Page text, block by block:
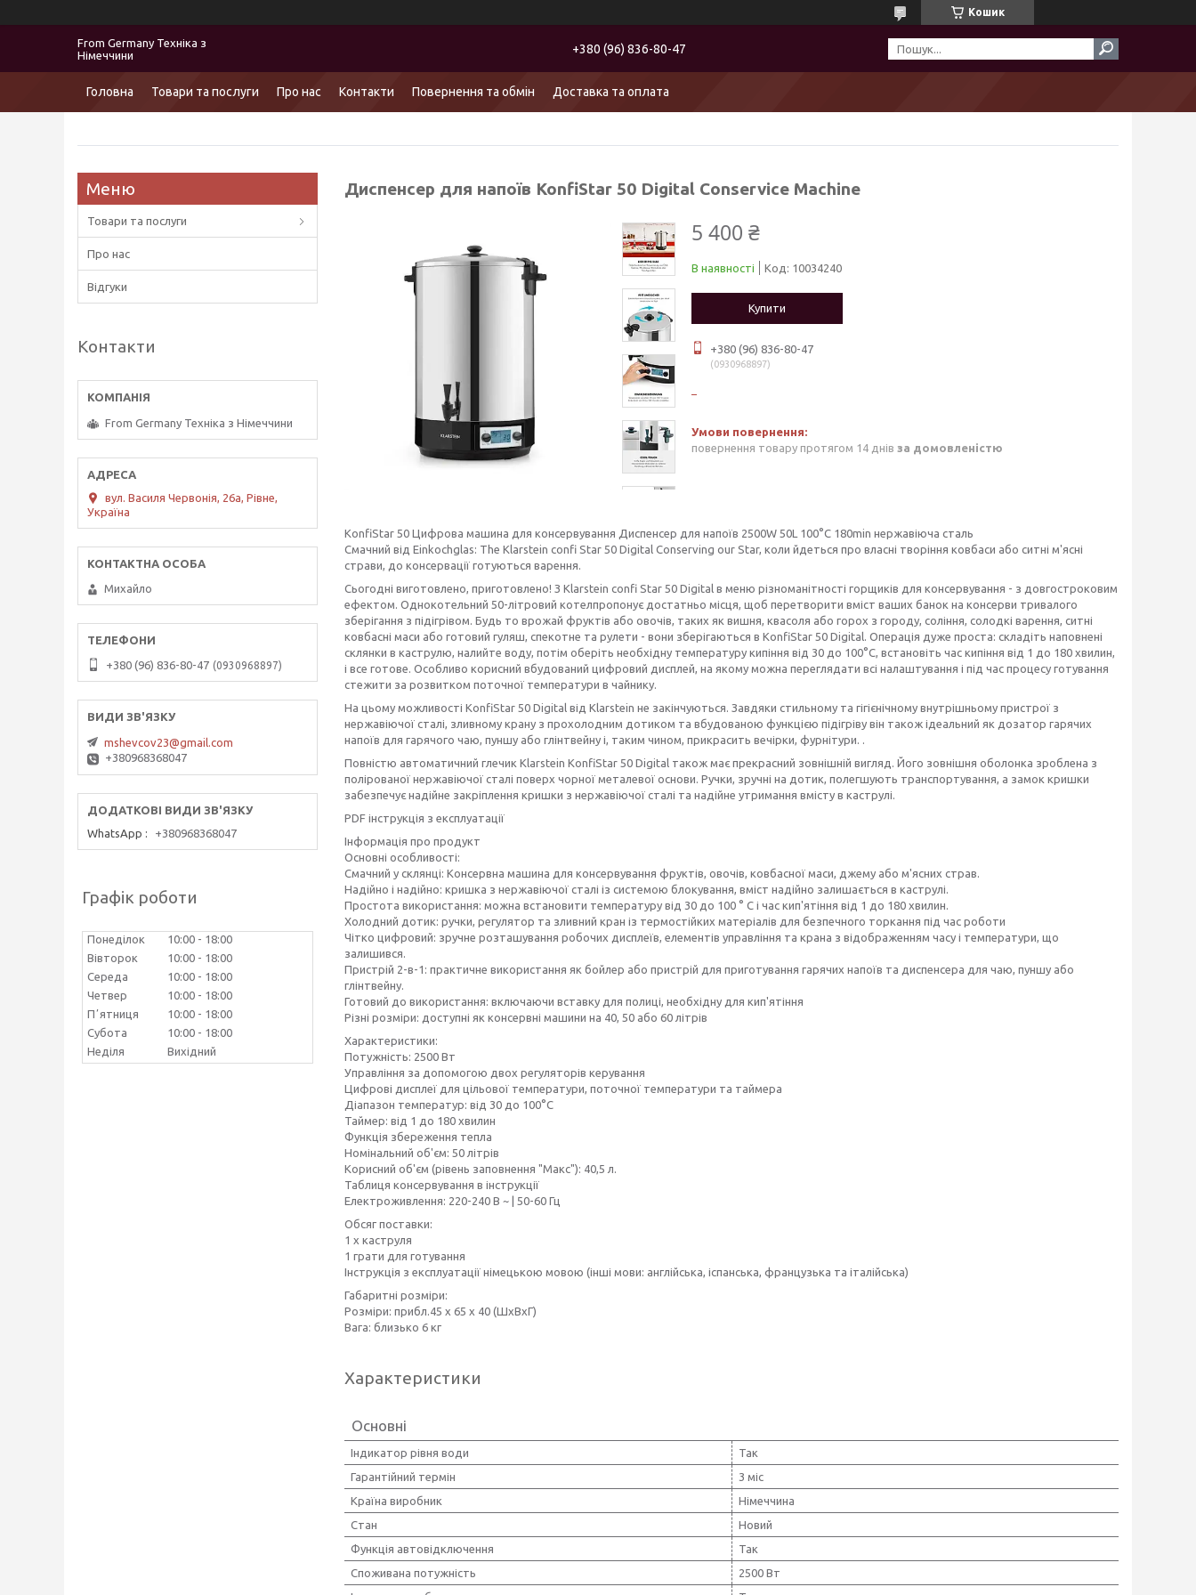
Кошик
From Germany Техніка з
Німеччини
+380 (96) 836-80-47
Головна Товари та послуги Про нас Контакти Повернення та обмін Доставка та оплата
Диспенсер для напоїв KonfiStar 50 Digital Conservice Machine
5 400 ₴
В наявності Код: 10034240
Купити
+380 (96) 836-80-47
0930968897
повернення товару протягом 14 днів за домовленістю
KonfiStar 50 Цифрова машина для консервування Диспенсер для напоїв 2500W 50L 100°C 180min нержавіюча сталь
Смачний від Einkochglas: The Klarstein confi Star 50 Digital Conserving our Star, коли йдеться про власні творіння ковбаси або ситні м'ясні
страви, до консервації готуються варення.
Сьогодні виготовлено, приготовлено! З Klarstein confi Star 50 Digital в меню різноманітності горщиків для консервування - з довгостроковим
ефектом. Однокотельний 50-літровий котелпропонує достатньо місця, щоб перетворити вміст ваших банок на консерви тривалого
зберігання з підігрівом. Будь то врожай фруктів або овочів, таких як вишня, квасоля або горох з городу, соління, солодкі варення, ситні
ковбасні маси або готовий гуляш, спекотне та рулети - вони зберігаються в KonfiStar 50 Digital. Операція дуже проста: складіть наповнені
склянки в каструлю, налийте воду, потім оберіть необхідну температуру кипіння від 30 до 100°C, встановіть час кипіння від 1 до 180 хвилин,
і все готове. Особливо корисний вбудований цифровий дисплей, на якому можна переглядати всі налаштування і під час процесу готування
стежити за розвитком поточної температури в чайнику.
На цьому можливості KonfiStar 50 Digital від Klarstein не закінчуються. Завдяки стильному та гігієнічному внутрішньому пристрої з
нержавіючої сталі, зливному крану з прохолодним дотиком та вбудованою функцією підігріву він також ідеальний як дозатор гарячих
напоїв для гарячого чаю, пуншу або глінтвейну і, таким чином, прикрасить вечірки, фурнітури. .
Повністю автоматичний глечик Klarstein KonfiStar 50 Digital також має прекрасний зовнішній вигляд. Його зовнішня оболонка зроблена з
полірованої нержавіючої сталі поверх чорної металевої основи. Ручки, зручні на дотик, полегшують транспортування, а замок кришки
забезпечує надійне закріплення кришки з нержавіючої сталі та надійне утримання вмісту в каструлі.
PDF інструкція з експлуатації
Інформація про продукт
Основні особливості:
Смачний у склянці: Консервна машина для консервування фруктів, овочів, ковбасної маси, джему або м'ясних страв.
Надійно і надійно: кришка з нержавіючої сталі із системою блокування, вміст надійно залишається в каструлі.
Простота використання: можна встановити температуру від 30 до 100 ° C і час кип'ятіння від 1 до 180 хвилин.
Холодний дотик: ручки, регулятор та зливний кран із термостійких матеріалів для безпечного торкання під час роботи
Чітко цифровий: зручне розташування робочих дисплеїв, елементів управління та крана з відображенням часу і температури, що
залишився.
Пристрій 2-в-1: практичне використання як бойлер або пристрій для приготування гарячих напоїв та диспенсера для чаю, пуншу або
глінтвейну.
Готовий до використання: включаючи вставку для полиці, необхідну для кип'ятіння
Різні розміри: доступні як консервні машини на 40, 50 або 60 літрів
Характеристики:
Потужність: 2500 Вт
Управління за допомогою двох регуляторів керування
Цифрові дисплеї для цільової температури, поточної температури та таймера
Діапазон температур: від 30 до 100°C
Таймер: від 1 до 180 хвилин
Функція збереження тепла
Номінальний об'єм: 50 літрів
Корисний об'єм (рівень заповнення "Макс"): 40,5 л.
Таблиця консервування в інструкції
Електроживлення: 220-240 В ~ | 50-60 Гц
Обсяг поставки:
1 х каструля
1 грати для готування
Інструкція з експлуатації німецькою мовою (інші мови: англійська, іспанська, французька та італійська)
Габаритні розміри:
Розміри: прибл.45 x 65 x 40 (ШxВxГ)
Вага: близько 6 кг
Характеристики
Основні
Індикатор рівня води
Так
Гарантійний термін
3 міс
Країна виробник
Німеччина
Стан
Новий
Функція автовідключення
Так
Споживана потужність
2500 Вт
Товари та послуги
Про нас
Відгуки
Контакти
From Germany Техніка з Німеччини
вул. Василя Червонія, 26а, Рівне,
Україна
Михайло
+380 (96) 836-80-47 0930968897
mshevcov23@gmail.com
+380968368047
WhatsApp +380968368047
Графік роботи
Понеділок 10:00
18:00
Вівторок
10:00
18:00
Середа
10:00
18:00
Четвер
10:00
18:00
Пʼятниця
10:00
18:00
Субота
10:00
18:00
Неділя
Вихідний